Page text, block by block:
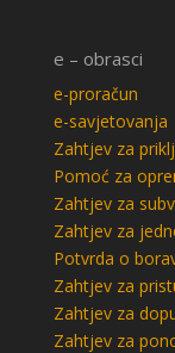
e – obrasci
e-proračun
e-savjetovanja
Zahtjev za
Pomoć za
Zahtjev za
Zahtjev za
Potvrda o
Zahtjev za
Zahtjev za
Zahtjev za